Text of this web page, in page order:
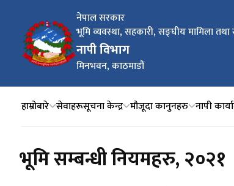
नेपाल सरकार
भूमि व्यवस्था, सहकारी, सङ्घीय मामिला तथा
नापी विभाग
मिनभवन, काठमाडौं
हाम्रोबारे सेवाहरूसूचना केन्द्र मौजूदा कानुनहरु नापी
भूमि सम्बन्धी नियमहरु, २०२१